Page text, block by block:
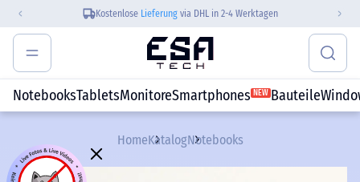
Kostenlose Lieferungvia DHL in 2-4 Werktagen
NotebooksTabletsMonitoreSmartphones NEW Bauteile
HomeKatalogNotebooks